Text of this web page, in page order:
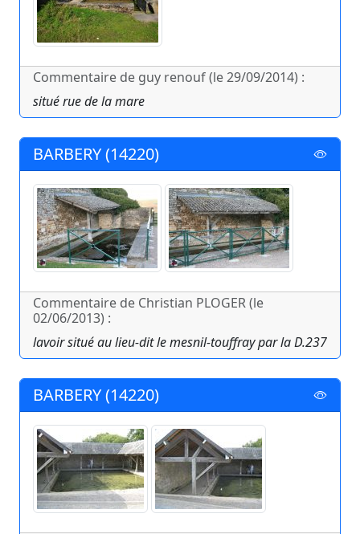
Commentaire de guy renouf (le 29/09/2014) :
situé rue de la mare
BARBERY (14220)
Commentaire de Christian PLOGER (le
02/06/2013) :
lavoir situé au lieu-dit le mesnil-touffray par la D.237
BARBERY (14220)